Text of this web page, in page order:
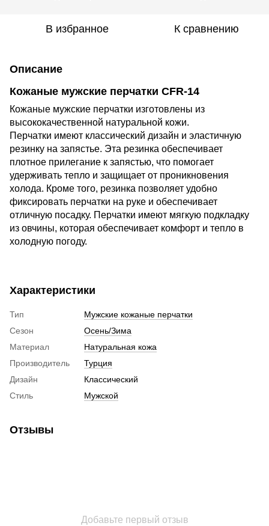
В избранное К сравнению
Описание
Кожаные мужские перчатки CFR-14
Кожаные мужские перчатки изготовлены из
высококачественной натуральной кожи.
Перчатки имеют классический дизайн и эластичную
резинку на запястье. Эта резинка обеспечивает
плотное прилегание к запястью, что помогает
удерживать тепло и защищает от проникновения
холода. Кроме того, резинка позволяет удобно
фиксировать перчатки на руке и обеспечивает
отличную посадку. Перчатки имеют мягкую подкладку
из овчины, которая обеспечивает комфорт и тепло в
холодную погоду.
Характеристики
Тип
Мужские кожаные перчатки
Сезон
Осень/Зима
Материал
Натуральная кожа
Производитель
Турция
Дизайн
Классический
Стиль
Мужской
Отзывы
Добавьте первый отзыв